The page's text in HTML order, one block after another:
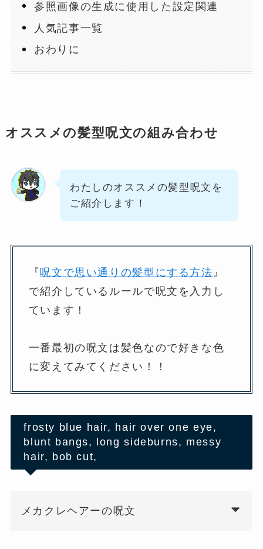
参照画像の生成に使用した設定関連
人気記事一覧
おわりに
オススメの髪型呪文の組み合わせ
わたしのオススメの髪型呪文を
ご紹介します！
『呪文で思い通りの髪型にする方法 』
で紹介しているルールで呪文を入力し
ています！
一番最初の呪文は髪色なので好きな色
に変えてみてください！！
frosty blue hair, hair over one eye,
blunt bangs, long sideburns, messy
hair, bob cut,
メカクレヘアーの呪文